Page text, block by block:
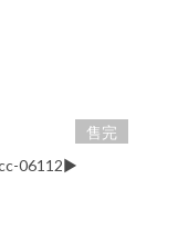
售完
06112▶